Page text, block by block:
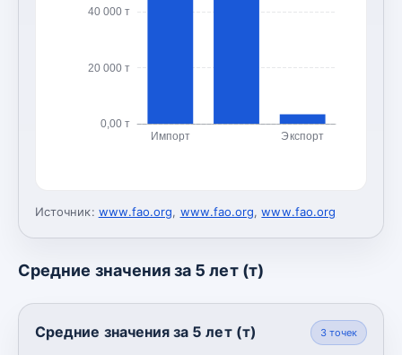
0,00 т
20 000 т
40 000 т
Импорт Экспорт
Источник: www.fao.org, www.fao.org,www.fao.org
Средние значения за 5 лет (т)
Средние значения за 5 лет (т) 3точек